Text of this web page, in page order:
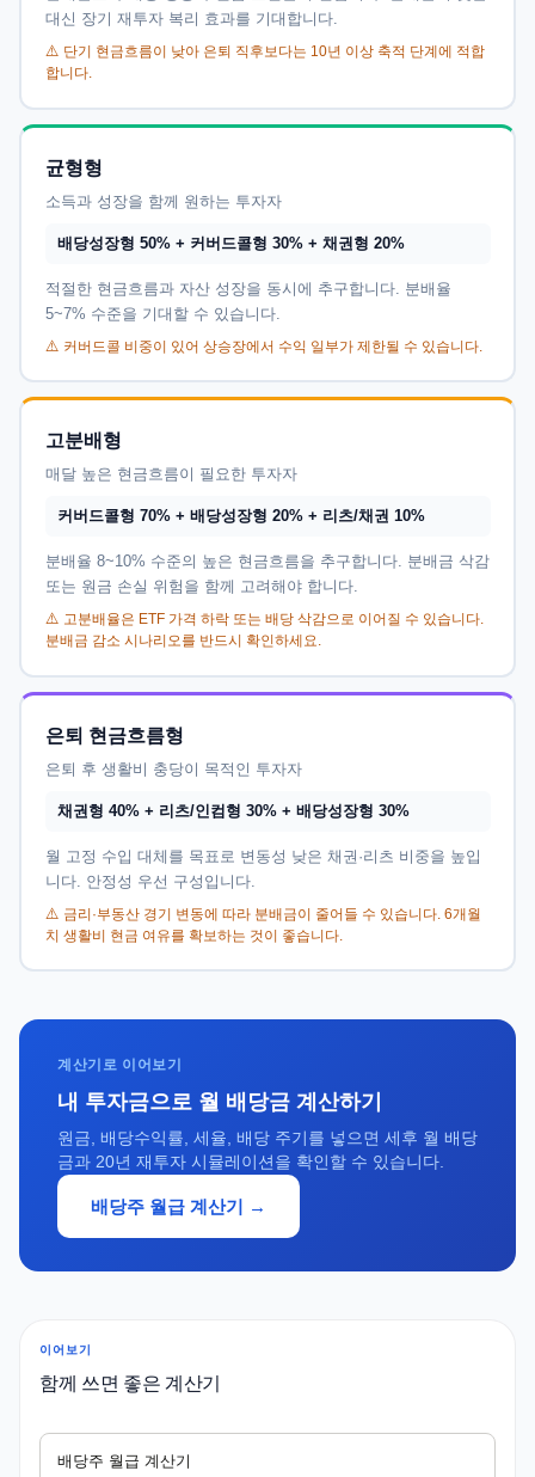
대신 장기 재투자 복리 효과를 기대합니다.
⚠️ 단기 현금흐름이 낮아 은퇴 직후보다는 10년 이상 축적 단계에 적합
합니다.
균형형
소득과 성장을 함께 원하는 투자자
배당성장형 50% + 커버드콜형 30% + 채권형 20%
적절한 현금흐름과 자산 성장을 동시에 추구합니다. 분배율
5~7% 수준을 기대할 수 있습니다.
⚠️ 커버드콜 비중이 있어 상승장에서 수익 일부가 제한될 수 있습니다.
고분배형
매달 높은 현금흐름이 필요한 투자자
커버드콜형 70% + 배당성장형 20% + 리츠/채권 10%
분배율 8~10% 수준의 높은 현금흐름을 추구합니다. 분배금 삭감
또는 원금 손실 위험을 함께 고려해야 합니다.
⚠️ 고분배율은 ETF 가격 하락 또는 배당 삭감으로 이어질 수 있습니다.
분배금 감소 시나리오를 반드시 확인하세요.
은퇴 현금흐름형
은퇴 후 생활비 충당이 목적인 투자자
채권형 40% + 리츠/인컴형 30% + 배당성장형 30%
월 고정 수입 대체를 목표로 변동성 낮은 채권·리츠 비중을 높입
니다. 안정성 우선 구성입니다.
⚠️ 금리·부동산 경기 변동에 따라 분배금이 줄어들 수 있습니다. 6개월
치 생활비 현금 여유를 확보하는 것이 좋습니다.
계산기로 이어보기
내 투자금으로 월 배당금 계산하기
원금, 배당수익률, 세율, 배당 주기를 넣으면 세후 월 배당
금과 20년 재투자 시뮬레이션을 확인할 수 있습니다.
배당주 월급 계산기 →
이어보기
함께 쓰면 좋은 계산기
배당주 월급 계산기